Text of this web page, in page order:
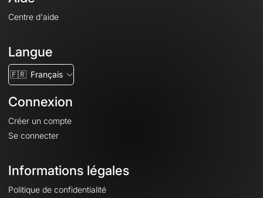
Centre d'aide
Langue
🇫🇷 Français
Connexion
Créer un compte
Se connecter
Informations légales
Politique de confidentialité